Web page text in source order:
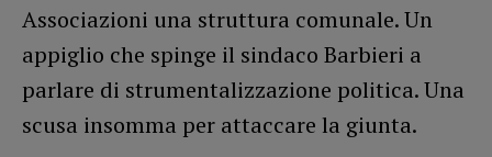
Associazioni una struttura comunale. Un
appiglio che spinge il sindaco Barbieri a
parlare di strumentalizzazione politica. Una
scusa insomma per attaccare la giunta.